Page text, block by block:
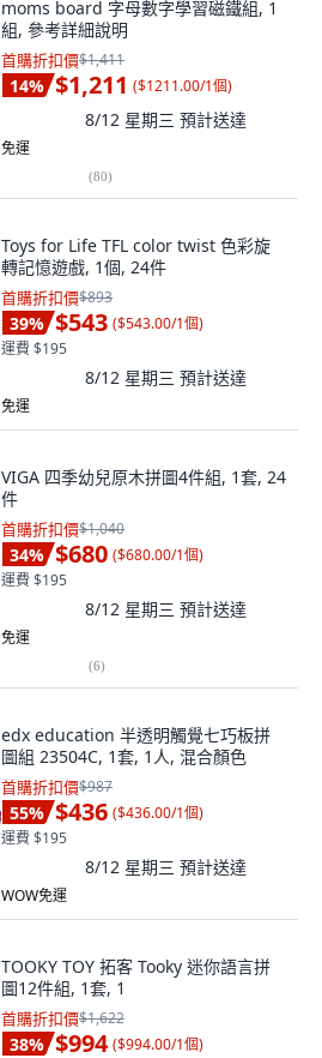
moms board 字母數字學習磁鐵組, 1
組, 參考詳細說明
首購折扣價$1,411
14% $1,211 ($1211.00/1個)
8/12 星期三 預計送達
免運
(80)
Toys for Life TFL color twist 色彩旋
轉記憶遊戲, 1個, 24件
首購折扣價$893
39% $543 ($543.00/1個)
運費 $195
8/12 星期三 預計送達
免運
VIGA 四季幼兒原木拼圖4件組, 1套, 24
件
首購折扣價$1,040
34% $680 ($680.00/1個)
運費 $195
8/12 星期三 預計送達
免運
(6)
edx education 半透明觸覺七巧板拼
圖組 23504C, 1套, 1人, 混合顏色
首購折扣價$987
55% $436 ($436.00/1個)
運費 $195
8/12 星期三 預計送達
WOW免運
TOOKY TOY 拓客 Tooky 迷你語言拼
圖12件組, 1套, 1
首購折扣價$1,622
38% $994 ($994.00/1個)